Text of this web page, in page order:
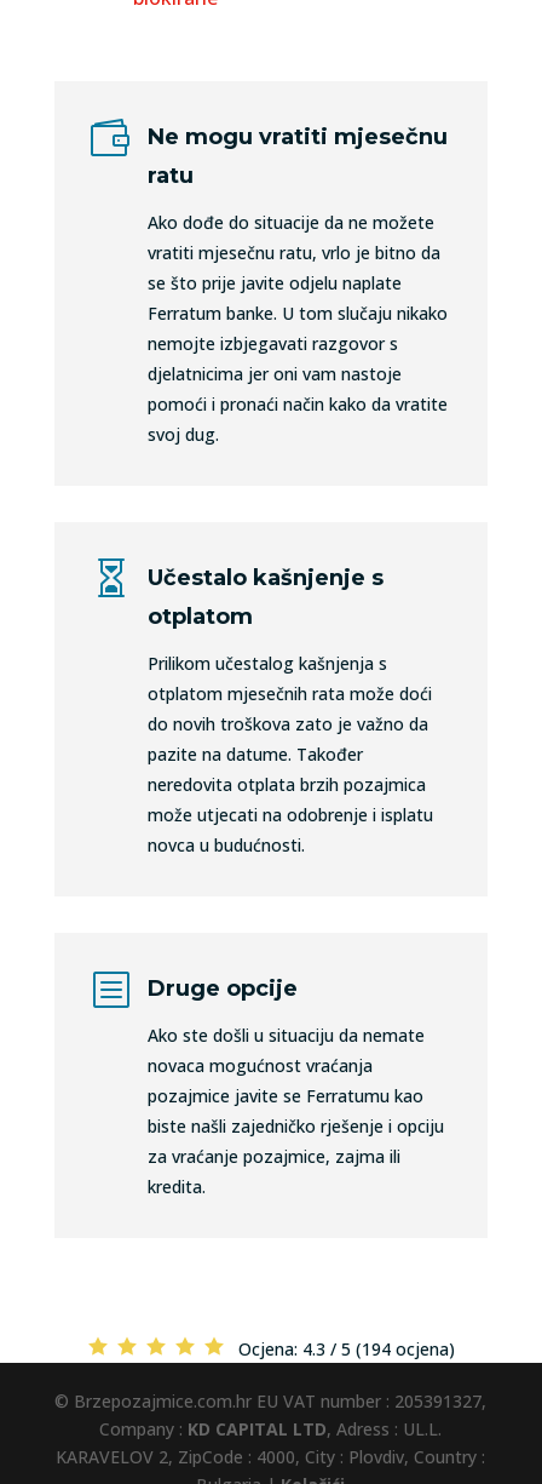

Ne mogu vratiti mjesečnu
ratu
Ako dođe do situacije da ne možete
vratiti mjesečnu ratu, vrlo je bitno da
se što prije javite odjelu naplate
Ferratum banke. U tom slučaju nikako
nemojte izbjegavati razgovor s
djelatnicima jer oni vam nastoje
pomoći i pronaći način kako da vratite
svoj dug.

Učestalo kašnjenje s
otplatom
Prilikom učestalog kašnjenja s
otplatom mjesečnih rata može doći
do novih troškova zato je važno da
pazite na datume. Također
neredovita otplata brzih pozajmica
može utjecati na odobrenje i isplatu
novca u budućnosti.
b Druge opcije
Ako ste došli u situaciju da nemate
novaca mogućnost vraćanja
pozajmice javite se Ferratumu kao
biste našli zajedničko rješenje i opciju
za vraćanje pozajmice, zajma ili
kredita.
Ocjena: 4.3 / 5 (194 ocjena)
© Brzepozajmice.com.hr EU VAT number : 205391327,
Company : KD CAPITAL LTD, Adress : UL.L.
KARAVELOV 2, ZipCode : 4000, City : Plovdiv, Country :